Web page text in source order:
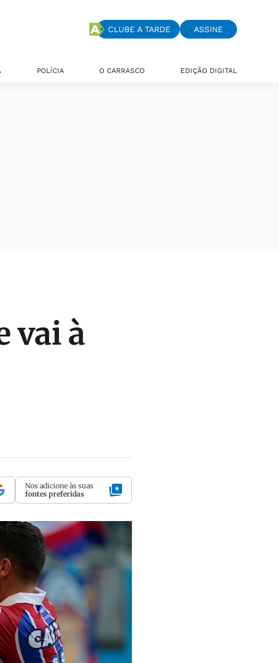
CLUBE A TARDE ASSINE
POLÍCIA O CARRASCO EDIÇÃO DIGITAL
vai à
Nos adicione às suas
fontes preferidas